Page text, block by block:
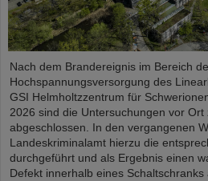
Nach dem Brandereignis im Bereich
Hochspannungsversorgung des
GSI Helmholtzzentrum für
2026 sind die Untersuchungen vor
abgeschlossen. In den vergangenen
Landeskriminalamt hierzu die
durchgeführt und als Ergebnis einen
Defekt innerhalb eines